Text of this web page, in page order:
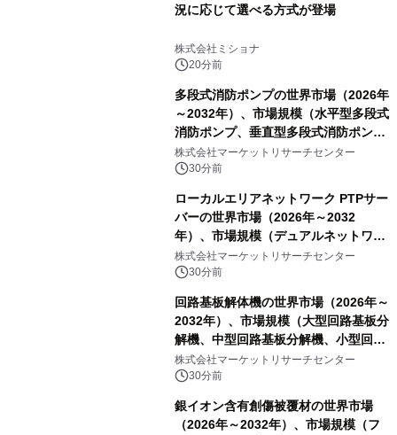
況に応じて選べる方式が登場
株式会社ミショナ
20分前
多段式消防ポンプの世界市場（2026年
～2032年）、市場規模（水平型多段式
消防ポンプ、垂直型多段式消防ポン
プ）・分析レポートを発表
株式会社マーケットリサーチセンター
30分前
ローカルエリアネットワーク PTPサー
バーの世界市場（2026年～2032
年）、市場規模（デュアルネットワー
クポート、4ポート、その他）・分析
レポートを発表
株式会社マーケットリサーチセンター
30分前
回路基板解体機の世界市場（2026年～
2032年）、市場規模（大型回路基板分
解機、中型回路基板分解機、小型回路
基板分解機）・分析レポートを発表
株式会社マーケットリサーチセンター
30分前
銀イオン含有創傷被覆材の世界市場
（2026年～2032年）、市場規模（フ